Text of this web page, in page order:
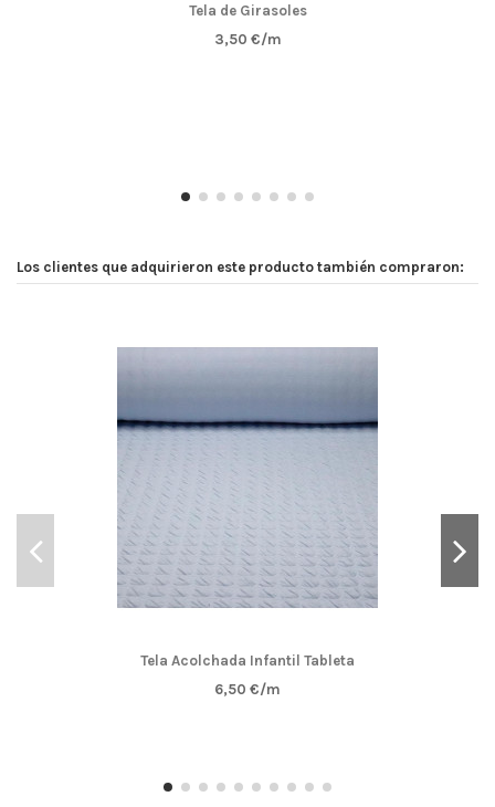
Tela de Girasoles
3,50 €/m
Los clientes que adquirieron este producto también compraron:
Tela Acolchada Infantil Tableta
6,50 €/m